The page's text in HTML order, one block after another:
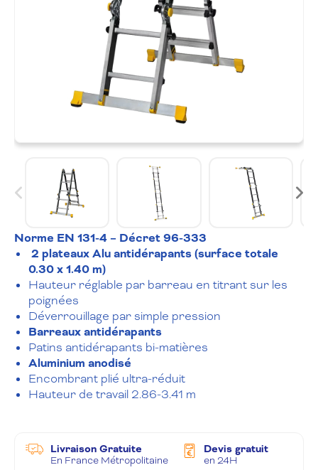
Norme EN 131-4 – Décret 96-333
2 plateaux Alu antidérapants (surface totale
0.30 x 1.40 m)
Hauteur réglable par barreau en titrant sur les
poignées
Déverrouillage par simple pression
Barreaux antidérapants
Patins antidérapants bi-matières
Aluminium anodisé
Encombrant plié ultra-réduit
Hauteur de travail 2.86-3.41 m
Livraison Gratuite
En France Métropolitaine
Devis gratuit
en 24H